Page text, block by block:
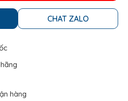
CHAT ZALO
hàng